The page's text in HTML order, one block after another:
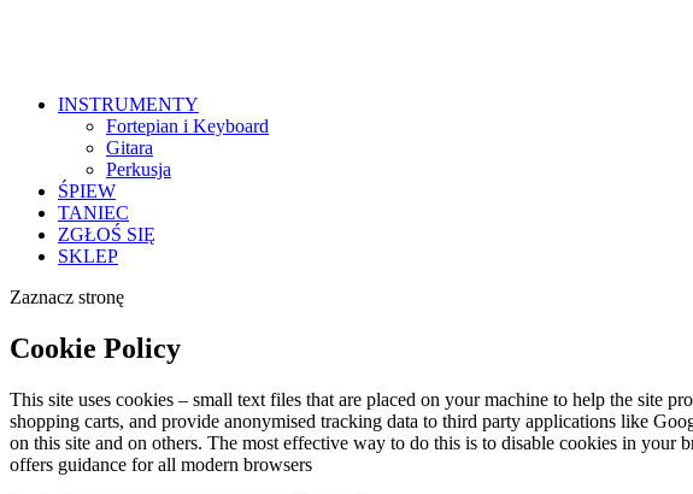
INSTRUMENTY
Fortepian i Keyboard
Gitara
Perkusja
ŚPIEW
TANIEC
ZGŁOŚ SIĘ
SKLEP
Zaznacz stronę
Cookie Policy
This site uses cookies – small text files that are placed on your machine to help the site
shopping carts, and provide anonymised tracking data to third party applications like
on this site and on others. The most effective way to do this is to disable cookies in
offers guidance for all modern browsers